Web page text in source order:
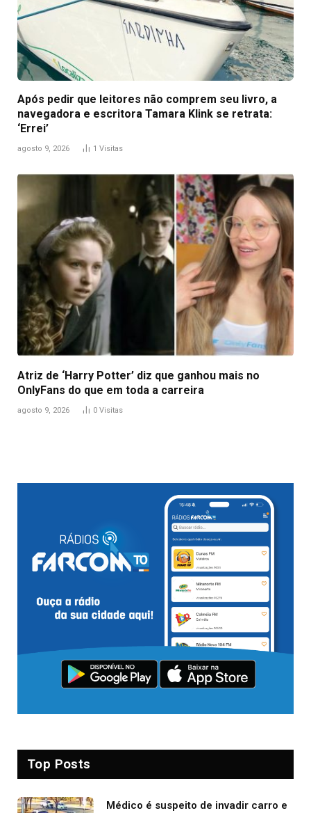
Após pedir que leitores não comprem seu livro, a
navegadora e escritora Tamara Klink se retrata:
‘Errei’
agosto 9, 2026 1 Visitas
Atriz de ‘Harry Potter’ diz que ganhou mais no
OnlyFans do que em toda a carreira
agosto 9, 2026 0 Visitas
Top Posts
Médico é suspeito de invadir carro e